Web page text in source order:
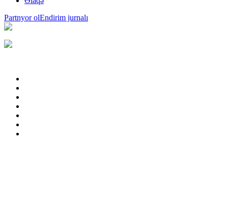
Partnyor olEndirim jurnalı